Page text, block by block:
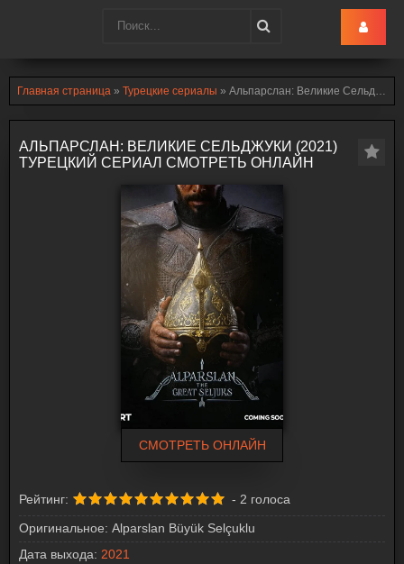
Главная страница » Турецкие сериалы » Альпарслан: Великие Сельджуки (2021)
АЛЬПАРСЛАН: ВЕЛИКИЕ СЕЛЬДЖУКИ (2021)
ТУРЕЦКИЙ СЕРИАЛ СМОТРЕТЬ ОНЛАЙН
СМОТРЕТЬ ОНЛАЙН
Рейтинг: - 2 голоса
Оригинальное: Alparslan Büyük Selçuklu
Дата выхода: 2021
Turk-Ru.lol